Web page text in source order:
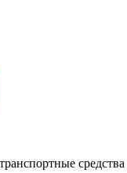
транспортные